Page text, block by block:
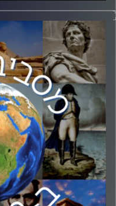
בימים אלו העולם מחכה
דונאלד טראמפ: האם
האיראני מלווה את
הסוף לא נראה קרוב. כדי
במערכת הביטחון, וברוב
מולה. במסגרת שירותו היה
שעליה זכה בפרס ביטחון
קרדיט תמונות:יוסי מצרי